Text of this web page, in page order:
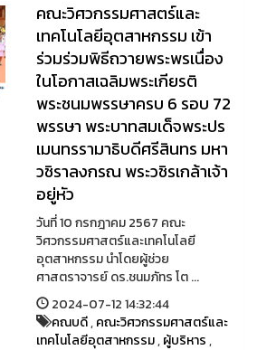
คณะวิศวกรรมศาสตร์และ
เทคโนโลยีอุตสาหกรรม เข้า
ร่วมร่วมพิธีถวายพระพรเนื่อง
ในโอกาสเฉลิมพระเกียรติ
พระชนมพรรษาครบ 6 รอบ 72
พรรษา พระบาทสมเด็จพระปร
เมนทรรามาธิบดีศรีสินทร มหา
วชิราลงกรณ พระวชิรเกล้าเจ้า
อยู่หัว
วันที่ 10 กรกฎาคม 2567 คณะ
วิศวกรรมศาสตร์และเทคโนโลยี
อุตสาหกรรม นำโดยผู้ช่วย
ศาสตราจารย์ ดร.ชนมภัทร โต ...
2024-07-12 14:32:44
คณบดี,คณะวิศวกรรมศาสตร์และ
เทคโนโลยีอุตสาหกรรม,ผู้บริหาร,